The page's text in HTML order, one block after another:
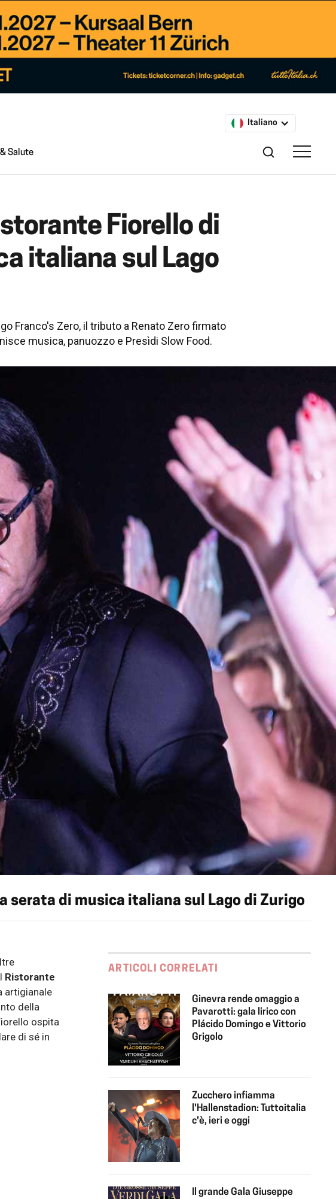
Italiano
Salute
Fiorello di
italiana sul Lago
Franco's Zero, il tributo a Renato Zero firmato
musica, panuozzo e Presìdi Slow Food.
serata di musica italiana sul Lago di Zurigo
Ristorante
artigianale
della
ospita
di sé in
ARTICOLI CORRELATI
Ginevra rende omaggio a
Pavarotti: gala lirico con
Plácido Domingo e Vittorio
Grigolo
Zucchero infiamma
l'Hallenstadion: Tuttoitalia
c'è, ieri e oggi
Il grande Gala Giuseppe